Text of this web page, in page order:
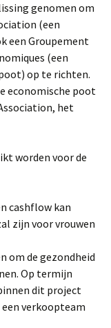
genomen om
(een
een Groupement
(een
op te richten.
economische poot
het
worden voor de
cashflow kan
zijn voor vrouwen
om de gezondheid
Op termijn
dit project
verkoopteam